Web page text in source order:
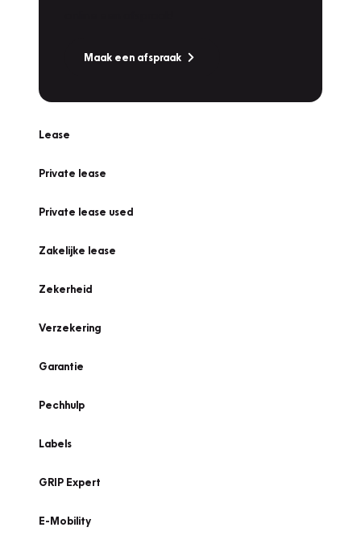
Maak een afspraak
Lease
Private lease
Private lease used
Zakelijke lease
Zekerheid
Verzekering
Garantie
Pechhulp
Labels
GRIP Expert
E-Mobility